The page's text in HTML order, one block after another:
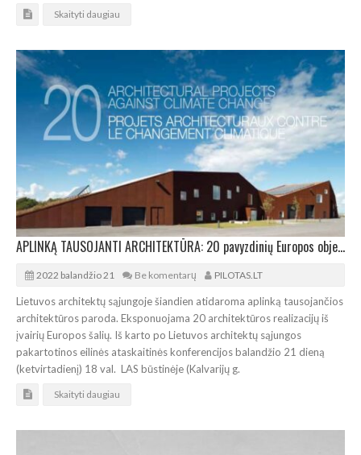
Skaityti daugiau
APLINKĄ TAUSOJANTI ARCHITEKTŪRA: 20 pavyzdinių Europos objektų paroda
2022 balandžio 21 Be komentarų PILOTAS.LT
Lietuvos architektų sąjungoje šiandien atidaroma aplinką tausojančios
architektūros paroda. Eksponuojama 20 architektūros realizacijų iš
įvairių Europos šalių. Iš karto po Lietuvos architektų sąjungos
pakartotinos eilinės ataskaitinės konferencijos balandžio 21 dieną
(ketvirtadienį) 18 val. LAS būstinėje (Kalvarijų g.
Skaityti daugiau